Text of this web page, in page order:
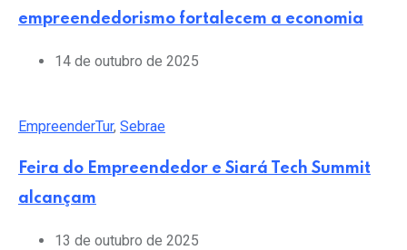
empreendedorismo fortalecem a economia
14 de outubro de 2025
EmpreenderTur, Sebrae
Feira do Empreendedor e Siará Tech Summit
alcançam
13 de outubro de 2025